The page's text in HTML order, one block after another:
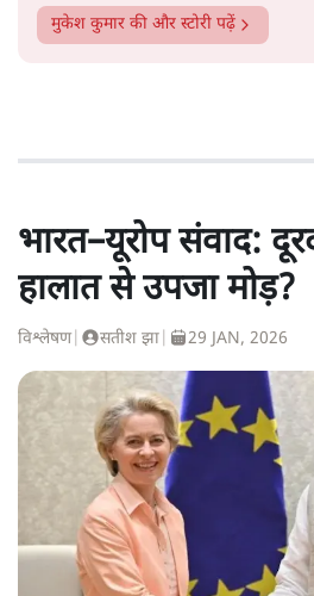
मुकेश कुमार की और स्टोरी पढ़ें
भारत–यूरोप संवाद:
हालात से उपजा मोड़?
विश्लेषण| सतीश झा 29 JAN, 2026